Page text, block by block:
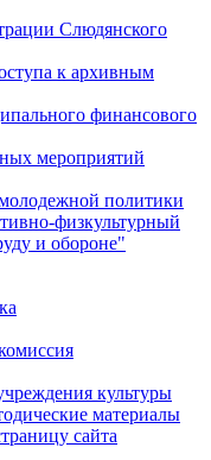
Слюдянского
к архивным
финансового
мероприятий
политики
физкультурный
и обороне"
культуры
материалы
сайта